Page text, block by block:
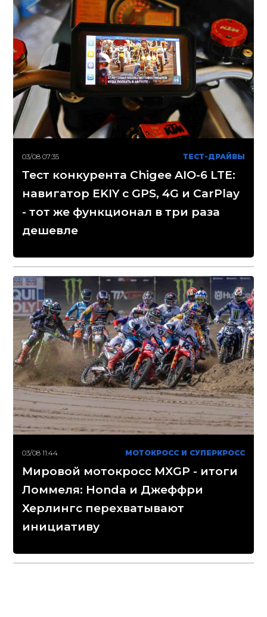
03/08 07:35 ТЕСТ-ДРАЙВЫ
Тест конкурента Chigee AIO-6 LTE:
навигатор EKIY с GPS, 4G и CarPlay
- тот же функционал в три раза
дешевле
03/08 11:44 МОТОКРОСС И СУПЕРКРОСС
Мировой мотокросс MXGP - итоги
Ломмеля: Honda и Джеффри
Херлингс перехватывают
инициативу